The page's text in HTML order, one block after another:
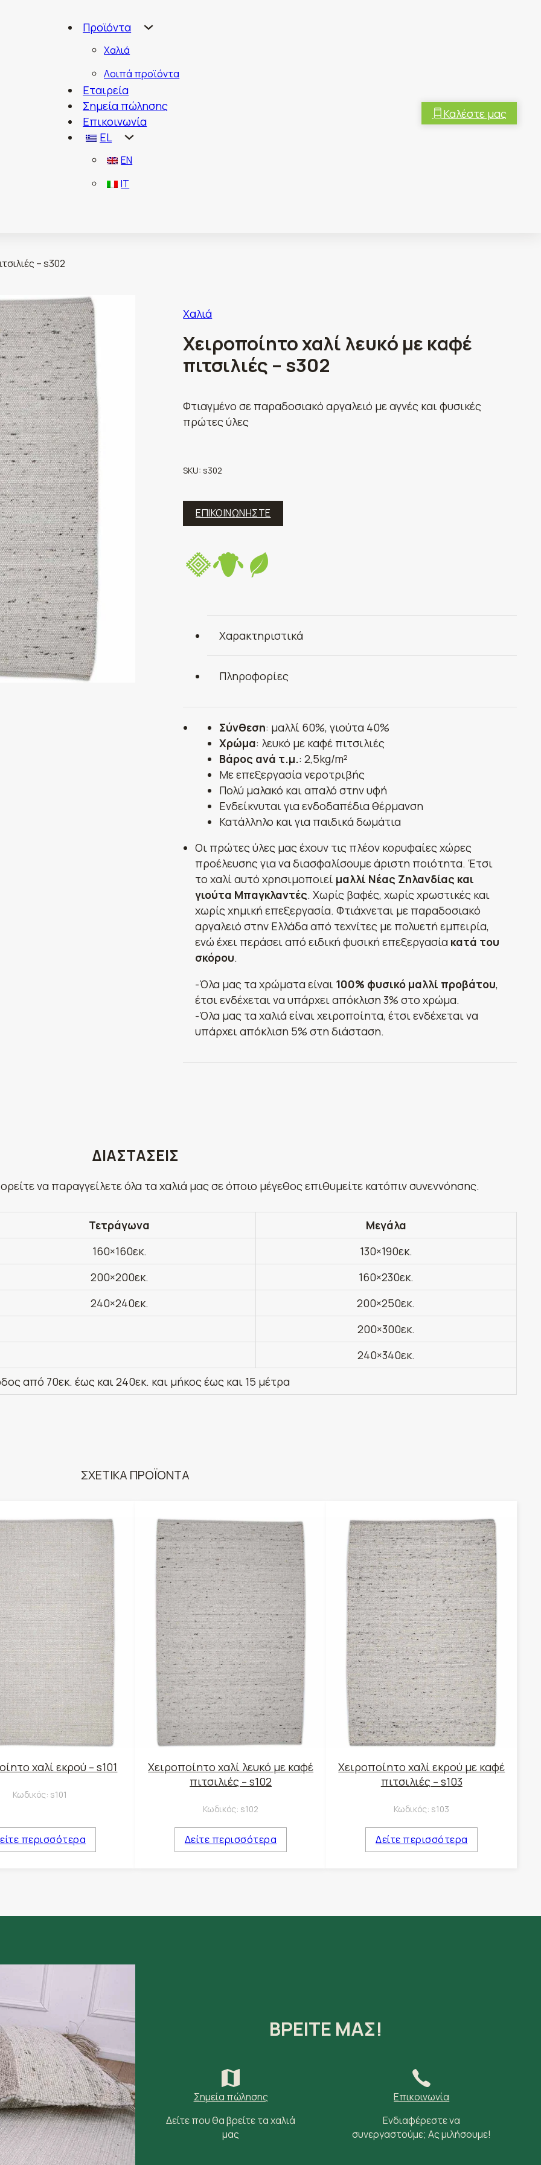
Προϊόντα
Χαλιά
Λοιπά προϊόντα
Εταιρεία
Σημεία πώλησης
Επικοινωνία
EL
EN
IT
Καλέστε μας
– s302
Χαλιά
Χειροποίητο χαλί λευκό με καφέ
πιτσιλιές – s302
Φτιαγμένο σε παραδοσιακό αργαλειό με αγνές και φυσικές
πρώτες ύλες
SKU: s302
ΕΠΙΚΟΙΝΩΝΗΣΤΕ
Χαρακτηριστικά
Πληροφορίες
Σύνθεση: μαλλί 60%, γιούτα 40%
Χρώμα: λευκό με καφέ πιτσιλιές
Βάρος ανά τ.μ.: 2,5kg/m²
Με επεξεργασία νεροτριβής
Πολύ μαλακό και απαλό στην υφή
Ενδείκνυται για ενδοδαπέδια θέρμανση
Κατάλληλο και για παιδικά δωμάτια
Οι πρώτες ύλες μας έχουν τις πλέον κορυφαίες χώρες
προέλευσης για να διασφαλίσουμε άριστη ποιότητα. Έτσι
το χαλί αυτό χρησιμοποιεί μαλλί Νέας Ζηλανδίας και
γιούτα Μπαγκλαντές. Χωρίς βαφές, χωρίς χρωστικές και
χωρίς χημική επεξεργασία. Φτιάχνεται με παραδοσιακό
αργαλειό στην Ελλάδα από τεχνίτες με πολυετή εμπειρία,
ενώ έχει περάσει από ειδική φυσική επεξεργασία κατά του
σκόρου.
-Όλα μας τα χρώματα είναι 100% φυσικό μαλλί προβάτου,
έτσι ενδέχεται να υπάρχει απόκλιση 3% στο χρώμα.
-Όλα μας τα χαλιά είναι χειροποίητα, έτσι ενδέχεται να
υπάρχει απόκλιση 5% στη διάσταση.
ΔΙΑΣΤΑΣΕΙΣ
να παραγγείλετε όλα τα χαλιά μας σε όποιο μέγεθος επιθυμείτε κατόπιν συνεννόησης.
Τετράγωνα
Μεγάλα
160×160εκ.
130×190εκ.
200×200εκ.
160×230εκ.
240×240εκ.
200×250εκ.
200×300εκ.
240×340εκ.
από 70εκ. έως και 240εκ. και μήκος έως και 15 μέτρα
ΣΧΕΤΙΚΑ ΠΡΟΪΟΝΤΑ
χαλί εκρού – s101
Κωδικός: s101
περισσότερα
Χειροποίητο χαλί λευκό με καφέ
πιτσιλιές – s102
Κωδικός: s102
Δείτε περισσότερα
Χειροποίητο χαλί εκρού με καφέ
πιτσιλιές – s103
Κωδικός: s103
Δείτε περισσότερα
ΒΡΕΙΤΕ ΜΑΣ!
Σημεία πώλησης
Δείτε που θα βρείτε τα χαλιά
μας
Επικοινωνία
Ενδιαφέρεστε να
συνεργαστούμε; Ας μιλήσουμε!